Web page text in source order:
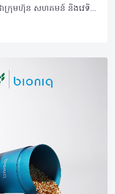
(ភ្នំពេញ)៖ Herbalife ដែលជាក្រុមហ៊ុន សហគមន៍ និងវេទិកាភ្ជាប់ទំនាក់ទំនង លំដាប់ថ្នាក់ពិភពលោក ផ្នែកសុខភាព និងសុខុមាលភាព បានប្រកាសដាក់ដំណើរការយុទ្ធនាការ "Fuel Like Ronaldo" ដែលជាគំនិតផ្តួចផ្តើមជាសកលមួយក្នុងការបំប្លែងរបបអាហារូបត្ថម្ភរបស់កីឡាករឆ្នើម និងយុទ្ធសាស្ត្របង្កើនសមត្ថភាពរាងកាយ ឱ្យទៅជាការណែនាំជាក់ស្តែងសម្រាប់អ្នកស្វែងរកសុខុមាលភាពទូទៅក្នុងជីវភាពប្រចាំថ្ងៃ។ ដោយផ្អែកលើបទពិសោធន៍ជាង ២០ ឆ្នាំក្នុងការផ្គត់ផ្គង់អាហារូបត្ថម្ភដល់កីឡាករឆ្នើមៗ ក្រុមហ៊ុន Herbalife បាននាំយកជំនាញអាហារូបត្ថម្ភដែលបានបញ្ជាក់ច្បាស់លាស់របស់ខ្លួន មកជូនដល់អ្នកដែលស្វែងរកសុខុមាលភាពនៅទូទាំងពិភពលោក។ លោកអ្នកអាចមើលសេចក្តីប្រកាសពេញលេញនៅទីនេះ៖ https://www.businesswire.com/news/home/20260508653160/en/ តាមរយៈបទពិសោធន៍ជាង ២០ ឆ្នាំក្នុងការធ្វើការជាមួយកីឡាករអាជីព រួមទាំងភាពជាដៃគូដ៏យូរអង្វែងជាមួយកំពូលកីឡាករលោក Cristiano Ronaldo ក្រុមហ៊ុន Herbalife កំពុងធ្វើឱ្យជំនាញផ្នែកអាហារូបត្ថម្ភកីឡារបស់ខ្លួនកាន់តែមានភាពទូលំទូលាយ ដើម្បីជួយអ្នកប្រើប្រាស់ក្នុងការបង្កើនថាមពល គាំទ្រដល់ការស្តារឡើងវិញនៃសុខភាព និងកសាងទម្លាប់ប្រចាំថ្ងៃឱ្យកាន់តែមានសុខភាពល្អ។ ការដាក់ចេញនូវយុទ្ធនាការនេះធ្វើឡើងស្របពេលដែលកំពុងមានការចាប់អារម្មណ៍ ព្រឹត្តិការណ៍បាល់ទាត់ដ៏ធំបំផុតនៅរដូវក្តៅខាងមុខនេះ ដែលបង្ហាញពីរបៀបដែលវិន័យ និងការរៀបចំខ្លួនរបស់កីឡាករឆ្នើមៗ អាចជម្រុញឱ្យមានទម្លាប់រស់នៅប្រកបដោយសុខភាពល្អបាន។ លោក Stephan Gratziani នាយកប្រតិបត្តិក្រុមហ៊ុន Herbalife បានមានប្រសាសន៍ថា៖ "អស់រយៈពេលជាងពីរទសវត្សរ៍មកហើយដែល Herbalife បានជួយកីឡាករឆ្នើមៗក្នុងការពង្រឹងសមត្ថភាពតាមរយៈកម្មវិធីអាហារូបត្ថម្ភដែលគាំទ្រដោយវិទ្យាសាស្ត្រ។ យុទ្ធនាការ 'Fuel Like Ronaldo' ធ្វើឱ្យជំនាញអាហារូបត្ថម្ភរបស់ Herbalife អាចឈានទៅដល់មនុស្សគ្រប់ៗគ្នា។ យើងកំពុងបញ្ជូលជំនាញផ្នែកអាហារូបត្ថម្ភសម្រាប់ការបង្កើនសមត្ថភាពកីឡា ជាមួយនឹងឧបករណ៍ឌីជីថលថ្មីៗ ដើម្បីបង្កើតប្រព័ន្ធដ៏សាមញ្ញ និងមានប្រសិទ្ធភាព ដែលអាចជួយឱ្យមនុស្សគ្រប់គ្នា អាចរស់​នៅដោយមានសុខភាពល្អ និងសកម្មជាងមុន"។ ពីវិទ្យាសាស្ត្រកីឡា មកកាន់ទម្លាប់ប្រចាំថ្ងៃ យុទ្ធនាការនេះធ្វើឱ្យវិទ្យាសាស្ត្រកីឡាដ៏ស្មុគស្មាញ ក្លាយជាដំណាក់កាលសាមញ្ញចំនួន ៤ ៖ ការរៀបចំ (Prepare): រៀនពីរបៀបរៀបចំរាងកាយរបស់អ្នកឱ្យបានត្រឹមត្រូវ ជាមួយនឹងអាហារូបត្ថម្ភដែលមានតុល្យភាព និងការផ្តល់​ជាតិទឹកឱ្យបានគ្រប់គ្រាន់ ការអនុវត្ត (Perform): ស្វែងរកយុទ្ធសាស្ត្រដើម្បីរក្សាថាមពល និងការផ្តោតអារម្មណ៍ក្នុងអំឡុងពេលការងារប្រចាំថ្ងៃ និងសកម្មភាពរាងកាយ ការស្តារឡើងវិញ (Recover): ស្វែងយល់ពីរបៀបស្តារកម្លាំង និងការជួសជុលសាច់ដុំប្រកបដោយប្រសិទ្ធភាព ការធ្វើឱ្យបានជាប់ៗគ្នា (Repeat): ធ្វើឱ្យការអនុវត្តទៅជាទម្លាប់ ដើម្បីបង្កើតមូលដ្ឋានគ្រឹះសម្រាប់សុខុមាលភាពរយៈពេលវែង ភាពជាដៃគូដែលបង្កើតឡើងផ្អែកលើសមត្ថភាព Herbalife គឺជាអាហារក្រឡុកប្រូតេអ៊ីនលេខ ១ និងជាម៉ាកយីហោអាហារូបត្ថម្ភជួយទ្រទ្រង់ការស់នៅសកម្មលេខ ១ ក្នុងពិភពលោក ដែលត្រូវបានជឿទុកចិត្តដោយកីឡាករ និងក្រុមអាជីពជាង ១២០ ក្នុងប្រភេទកីឡាជាង ៣៥។ ក្នុងវិស័យបាល់ទាត់ Herbalife បាននឹងកំពុងឧបត្ថម្ភជាង ២០ ក្រុមនៅទូទាំងពិភពលោក រួមទាំងកីឡាករ កីឡាការិនី ក្រុមបាល់ទាត់ ក៏ដូចជាកម្មវិធីអភិវឌ្ឍន៍យុវជនផងដែរ ដែលមានមូលដ្ឋានគ្រឹះតាមរយៈភាពជាដៃគូជាង ២០ ឆ្នាំជាមួយក្រុម LA Galaxy ដែលជាការឧបត្ថម្ភដ៏យូរជាងគេបំផុតក្នុងប្រវត្តិសាស្ត្រក្របខណ្ឌ Major League Soccer។ ទំនាក់ទំនងរបស់ Herbalife ជាមួយលោក Cristiano Ronaldo ឆ្លុះបញ្ចាំងពីការប្តេជ្ញាចិត្តរួមគ្នា ចំពោះអាហារូបត្ថម្ភដែលជំរុញដល់ការបញ្ចេញសកម្មភាពអនុវត្ត។ ចាប់តាំងពីឆ្នាំ ២០១៣ មក Herbalife បានគាំទ្រដល់ការហ្វឹកហាត់ និងការស្តារឡើងវិញរបស់លោក Ronaldo ជាមួយនឹងផលិតផលនានាដូចជា អាហារក្រុឡុកប្រូតេអ៊ីន, Formula 1, និង Herbalife24® CR7 Drive ដែលជាអាហារូបត្ថម្ភផ្តល់ជាតិទឹកដែលត្រូវបានបង្កើតឡើងដោយផ្ទាល់ជាមួយលោក Ronaldo ដើម្បីជួយបំពេញតម្រូវការនៃការប្រកួតក្នុងកម្រិតខ្ពស់។ ភាពជាដៃគូនេះបានឈានទៅដល់ការពង្រឹកខ្លួនក្នុងផ្នែកអាហារូបត្ថម្ភផ្ទាល់ខ្លួន រួមទាំងការវិនិយោគរបស់លោក Ronaldo ដោយផ្ទាល់ក្នុងវេទិកាឌីជីថល Pro2col™ Herbalife និងការទិញយកទ្រព្យសម្បត្តិរបស់ក្រុមហ៊ុន Bioniq ដែលជាក្រុមហ៊ុនអាហារបំប៉នផ្ទាល់ខ្លួនគាំទ្រដោយលោក Ronaldo ផងដែរ។ ការខិតខំទាំងអស់នេះ ឆ្លុះបញ្ចាំងពីចក្ខុវិស័យរួមក្នុងការធ្វើឱ្យអាហារូបត្ថម្ភកម្រិតខ្ពស់សម្រាប់កីឡាករ អាចឱ្យមនុស្សទូទៅប្រើប្រាស់បានកាន់តែងាយស្រួល។ យុទ្ធនាការនេះត្រូវបានបំផុសគំនិតដោយការងាររបស់ Herbalife ក្នុងវិស័យកីឡា និងឈរលើមូលដ្ឋានសាមញ្ញមួយ៖ កីឡាករឆ្នើមៗ មានភាពល្អិតល្អន់ក្នុងការរក្សាទម្លាប់របស់ពួកគេ គោលការណ៍គ្រឹះដូចគ្នានេះ ក៏អាចអនុវត្តចំពោះជីវិតប្រចាំថ្ងៃបានដែរ។ ឧទាហរណ៍ ការផ្តល់ជាតិទឹកដើរតួនាទីយ៉ាងសំខាន់ក្នុងការផ្តល់ថាមពល ការផ្តោតអារម្មណ៍ និងការស្តារឡើងវិញ ប៉ុន្តែមនុស្សជាច្រើននៅមិនទាន់បានយកចិត្តទុកដាក់លើរឿងនេះនោះឡើយ។ "Fuel Like Ronaldo" នាំមកនូវការយល់ដឹងទាំងនេះមកអនុវត្តជាក់ស្តែង ដោយបង្ហាញពីរបៀបដែលទម្លាប់សាមញ្ញ ជាប់លាប់ និងអាចបង្កើតឱ្យមានភាពខុសគ្នាដ៏មានន័យបាន។ លោក Cristiano Ronaldo បាននិយាយថា៖ "វិន័យក្នុងអាហារូបត្ថម្ភតែងតែជាផ្នែកសំខាន់នៃភាពជោគជ័យរបស់ខ្ញុំ ទាំងនៅលើទីលាន និងក្រៅទីលាន។ ខ្ញុំបានធ្វើការជាមួយ Herbalife ជាច្រើនឆ្នាំមកហើយ ហើយខ្ញុំជឿជាក់លើថាមពលនៃការផ្គត់ផ្គង់ថាមពលដែលមានរចនាសម្ព័ន្ធ និងមានភាពជាប់លាប់។ យុទ្ធនាការ 'Fuel Like Ronaldo' គឺនិយាយអំពីការចែករំលែកគោលការណ៍ទាំងនោះដើម្បីឱ្យគ្រប់ៗគ្នា អាចមានសមត្ថភាពក្នុងការបញ្ចេញសកម្មភាព ស្តារឡើងវិញ និងមានអារម្មណ៍ស្រស់ថ្លាបំផុតជារៀងរាល់ថ្ងៃ។" បទពិសោធន៍យុទ្ធនាការជាសកល យុទ្ធនាការ “Fuel Like Ronaldo” ត្រូវបានដាក់ឱ្យអនុវត្តជាសកលតាមរូបភាពផ្សេងៗគ្នាជាច្រើន។ កម្មវិធីនេះរួមមាន ការបង្កើតសកម្មភាពដ៏ជក់ចិត្តសម្រាប់អ្នកគាំទ្រក្នុងព្រឹត្តិការណ៍កីឡាធំៗ ការចែករំលែកចំណេះដឹងផ្នែកសុខភាពពីសំណាក់អ្នកជំនាញ និងកីឡាករល្បីៗលើបណ្តាញសង្គម ព្រមទាំងការផ្តល់បទពិសោធន៍តាមប្រព័ន្ធឌីជីថល ដែលអនុញ្ញាតឱ្យសាធារណជនអាចចូលទៅស្វែងយល់ពីវិធីសាស្ត្រថែរក្សាសុខភាព និងការផ្តល់ថាមពលដល់រាងកាយឱ្យបានល្អដូចកីឡាករអាជីព។ អ្នកចែកចាយឯករាជ្យរបស់ក្រុមហ៊ុន Herbalife ជាង ២ លាននាក់ គឺជាផ្នែកដ៏សំខាន់នៃគំនិតផ្តួចផ្តើមនេះ។ ពួកគាត់នឹងនាំយកយុទ្ធនាការនេះទៅកាន់សហគមន៍នានានៅជុំវិញពិភពលោក ដោយជួយណែនាំអតិថិជនឱ្យចេះអនុវត្តតាមជំហានទាំង ៤ នៃយុទ្ធនាការនេះ ទៅក្នុងទម្លាប់រស់នៅប្រចាំថ្ងៃ។ លើសពីនេះ យុទ្ធនាការនេះក៏នឹងបង្ហាញនូវអាហារូបត្ថម្ភដែលបំផុសគំនិតដោយលោក Ronaldo ផលិតឡើងពីផលិតផល Herbalife ដែលលោក Cristiano Ronaldo ប្រើប្រាស់ដោយផ្ទាល់។ នេះគឺជាវិធីដែលជួយឱ្យអ្នកប្រើប្រាស់ អាចទទួលបានបទពិសោធន៍ផ្ទាល់ពីរបៀបថែរក្សាសុខភាព និងការផ្តល់ថាមពលតាមបែបកីឡាករ Ronaldo។ ដើម្បីស្វែងយល់បន្ថែមអំពី Herbalife និងស្វែងយល់ពីលំហឌីជីថល "Fuel Like Ronaldo" សូមចូលទៅកាន់៖ www.fuellikeronaldo.com (1) Source: Euromonitor; CH2025ed, protein shake as sports protein powder, sports protein RTDs, meal replacement, supplement nutrition drinks & protein supplements; combined % RSP share GBO for 2024. (2) Source: Euromonitor; CH2025ed, active & lifestyle nutrition as weight management & wellbeing, sports nutrition and vitamins & dietary supplements definitions; combined % RSP share GBO for 2024. RTD = Ready to Drink; RSP = Retail Selling Price; GBO = Global Brand Owner. Herbalife is not affiliated with, endorsed by, or an official sponsor or partner of FIFA or the 2026 FIFA World Cup™. All trademarks are the property of their respective owners. អំពីក្រុមហ៊ុន Herbalife ក្រុមហ៊ុន Herbalife (NYSE: HLF) គឺជាក្រុមហ៊ុនសុខភាព និងសុខុមាលភាពឈានមុខគេ និងជាសហគមន៍ដែលកំពុងផ្លាស់ប្តូរជីវិតរបស់មនុស្សជាមួយនឹងផលិតផលអាហារូបត្ថម្ភដ៏អស្ចារ្យ និងជាឱកាសអាជីវកម្មសម្រាប់សមាជិកឯករាជ្យរបស់ខ្លួនចាប់តាំងពីឆ្នាំ 1980។ ក្រុមហ៊ុនផ្តល់ជូននូវផលិតផលដែលគាំទ្រដោយវិទ្យាសាស្រ្តដល់អ្នកប្រើប្រាស់នៅក្នុងទីផ្សារជាង 90។ តាមរយៈសមាជិកឯករាជ្យដែលផ្តល់ជូននូវការបណ្តុះបណ្តាលមួយទល់មួយ និងផ្តល់ការគាំទ្រសហគមន៍ដោយបំផុសគំនិតឱ្យអតិថិជនប្រកាន់ខ្ជាប់នូវរបៀបរស់នៅដែលមានភាពសកម្ម។